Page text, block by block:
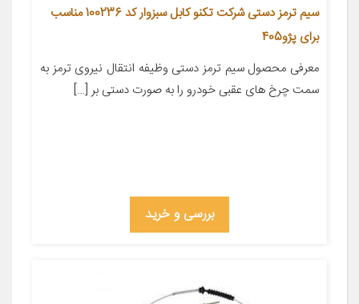
سیم ترمز دستی شرکت تکنو کابل سبزوار کد 100236 مناسب
برای پژو405
معرفی محصول سیم ترمز دستی وظیفه انتقال نیروی ترمز به
سمت چرخ های عقبی خودرو را به صورت دستی بر […]
بررسی و خرید